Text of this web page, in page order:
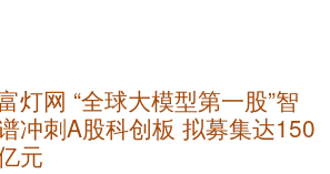
灯网 “全球大模型第一股”智
冲刺A股科创板 拟募集达150
元